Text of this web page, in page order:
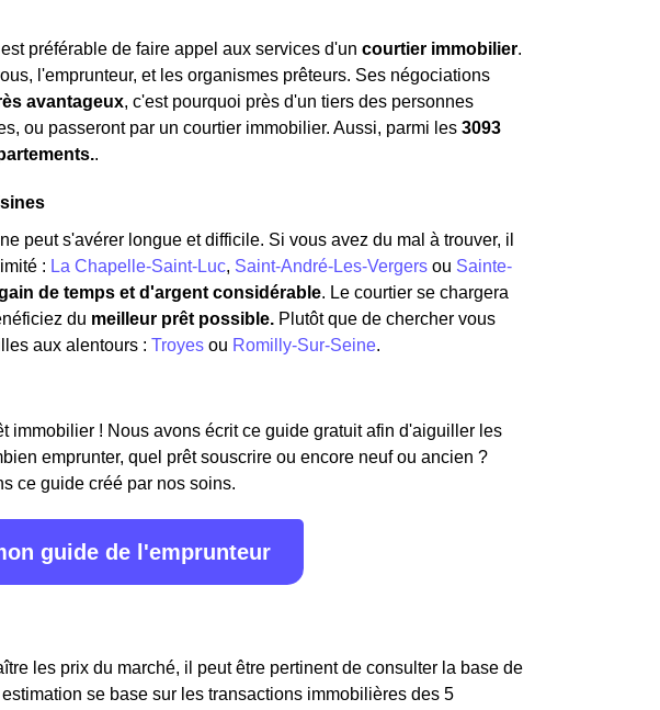
préférable de faire appel aux services d'un courtier immobilier.
l'emprunteur, et les organismes prêteurs. Ses négociations
avantageux, c'est pourquoi près d'un tiers des personnes
ou passeront par un courtier immobilier. Aussi, parmi les 3093
.
peut s'avérer longue et difficile. Si vous avez du mal à trouver, il
: La Chapelle-Saint-Luc, Saint-André-Les-Vergers ou Sainte-
de temps et d'argent considérable. Le courtier se chargera
du meilleur prêt possible. Plutôt que de chercher vous
aux alentours : Troyes ou Romilly-Sur-Seine.
immobilier ! Nous avons écrit ce guide gratuit afin d'aiguiller les
emprunter, quel prêt souscrire ou encore neuf ou ancien ?
ce guide créé par nos soins.
guide de l'emprunteur
les prix du marché, il peut être pertinent de consulter la base de
estimation se base sur les transactions immobilières des 5